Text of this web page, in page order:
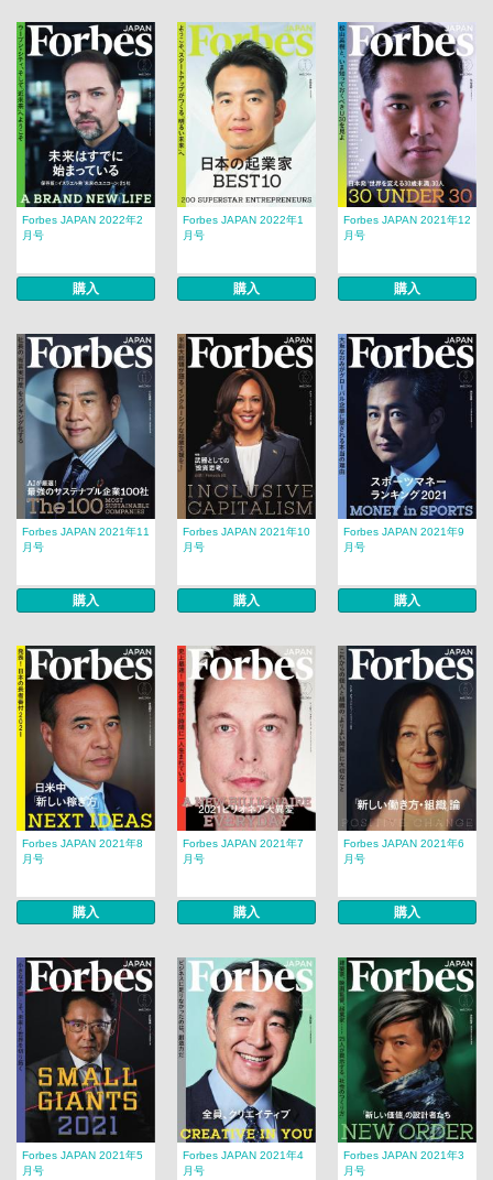
Forbes JAPAN 2022年2
月号
購入
Forbes JAPAN 2022年1
月号
購入
Forbes JAPAN 2021年12
月号
購入
Forbes JAPAN 2021年11
月号
購入
Forbes JAPAN 2021年10
月号
購入
Forbes JAPAN 2021年9
月号
購入
Forbes JAPAN 2021年8
月号
購入
Forbes JAPAN 2021年7
月号
購入
Forbes JAPAN 2021年6
月号
購入
Forbes JAPAN 2021年5
月号
Forbes JAPAN 2021年4
月号
Forbes JAPAN 2021年3
月号